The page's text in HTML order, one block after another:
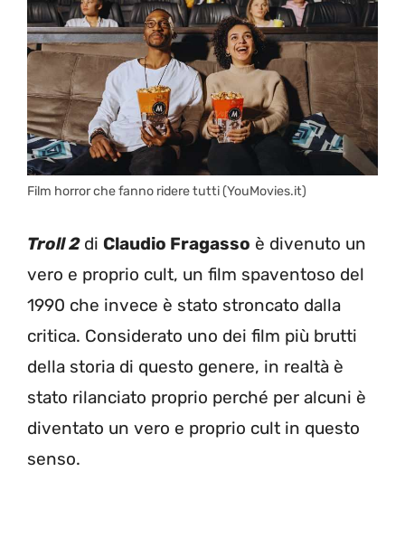
Film horror che fanno ridere tutti (YouMovies.it)
Troll 2 di Claudio Fragasso è divenuto un
vero e proprio cult, un film spaventoso del
1990 che invece è stato stroncato dalla
critica. Considerato uno dei film più brutti
della storia di questo genere, in realtà è
stato rilanciato proprio perché per alcuni è
diventato un vero e proprio cult in questo
senso.